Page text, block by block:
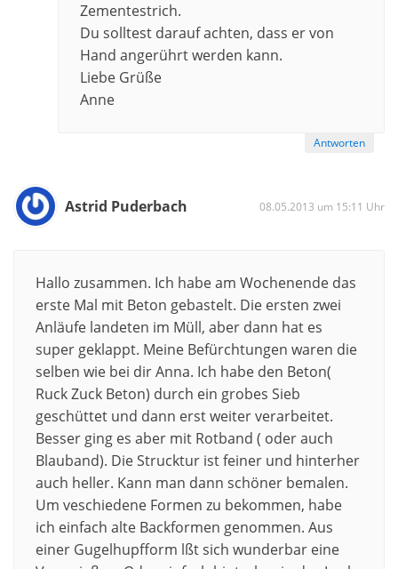
Zementestrich.
Du solltest darauf achten, dass er von
Hand angerührt werden kann.
Liebe Grüße
Anne
Antworten
Astrid Puderbach 08.05.2013 um 15:11 Uhr
Hallo zusammen. Ich habe am Wochenende das
erste Mal mit Beton gebastelt. Die ersten zwei
Anläufe landeten im Müll, aber dann hat es
super geklappt. Meine Befürchtungen waren die
selben wie bei dir Anna. Ich habe den Beton(
Ruck Zuck Beton) durch ein grobes Sieb
geschüttet und dann erst weiter verarbeitet.
Besser ging es aber mit Rotband ( oder auch
Blauband). Die Strucktur ist feiner und hinterher
auch heller. Kann man dann schöner bemalen.
Um veschiedene Formen zu bekommen, habe
ich einfach alte Backformen genommen. Aus
einer Gugelhupfform lßt sich wunderbar eine